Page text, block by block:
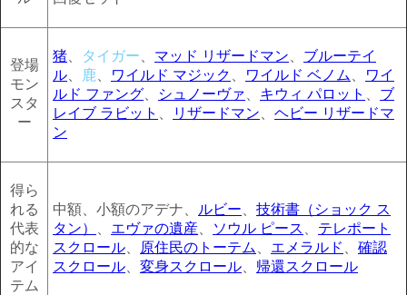
登場
モン
スタ
ー
猪 タイガー マッド リザードマン
ブルーテイ
ル
鹿 ワイルド マジック ワイルド ベノム
ワイ
ルド ファング
シュノーヴァ キウィ パロット
ブ
レイブ ラビット
リザードマン
ヘビー リザードマ
ン
得ら
れる
代表
的な
アイ
テム
中額、小額のアデナ、 ルビー
技術書（ショック ス
タン）
エヴァの遺産 ソウル ピース
テレポート
スクロール
原住民のトーテム エメラルド
確認
スクロール
変身スクロール 帰還スクロール